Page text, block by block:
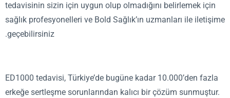
tedavisinin sizin için uygun olup olmadığını belirlemek
sağlık profesyonelleri ve Bold Sağlık’ın uzmanları ile
geçebilirsiniz.
ED1000 tedavisi, Türkiye’de bugüne kadar 10.000’den
erkeğe sertleşme sorunlarından kalıcı bir çözüm